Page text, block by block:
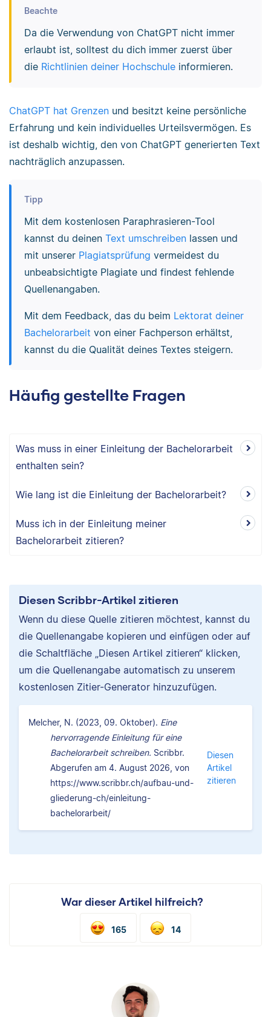
Beachte
Da die Verwendung von ChatGPT nicht immer
erlaubt ist, solltest du dich immer zuerst über
die Richtlinien deiner Hochschuleinformieren.
ChatGPT hat Grenzen und besitzt keine persönliche
Erfahrung und kein individuelles Urteilsvermögen. Es
ist deshalb wichtig, den von ChatGPT generierten Text
nachträglich anzupassen.
Tipp
Mit dem kostenlosen Paraphrasieren-Tool
kannst du deinen Text umschreibenlassen und
mit unserer Plagiatsprüfung vermeidest du
unbeabsichtigte Plagiate und findest fehlende
Quellenangaben.
Mit dem Feedback, das du beim Lektorat deiner
Bachelorarbeit von einer Fachperson erhältst,
kannst du die Qualität deines Textes steigern.
Häufig gestellte Fragen
Was muss in einer Einleitung der Bachelorarbeit
enthalten sein?
Wie lang ist die Einleitung der Bachelorarbeit?
Muss ich in der Einleitung meiner
Bachelorarbeit zitieren?
Diesen Scribbr-Artikel zitieren
Wenn du diese Quelle zitieren möchtest, kannst du
die Quellenangabe kopieren und einfügen oder auf
die Schaltfläche „Diesen Artikel zitieren“ klicken,
um die Quellenangabe automatisch zu unserem
kostenlosen Zitier-Generator hinzuzufügen.
Melcher, N. (2023, 09. Oktober). Eine
hervorragende Einleitung für eine
Bachelorarbeit schreiben. Scribbr.
Abgerufen am 4. August 2026, von
https://www.scribbr.ch/aufbau-und-
gliederung-ch/einleitung-
bachelorarbeit/
Diesen
Artikel
zitieren
War dieser Artikel hilfreich?
165 14